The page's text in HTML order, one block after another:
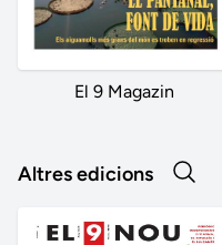
El 9 Magazin
Altres edicions